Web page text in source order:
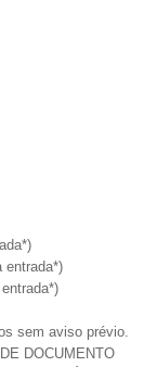
entrada*)
sem aviso prévio.
DOCUMENTO